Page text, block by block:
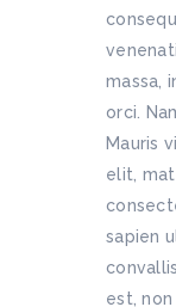
massa,
orci.
Mauris
elit,
sapien
est,